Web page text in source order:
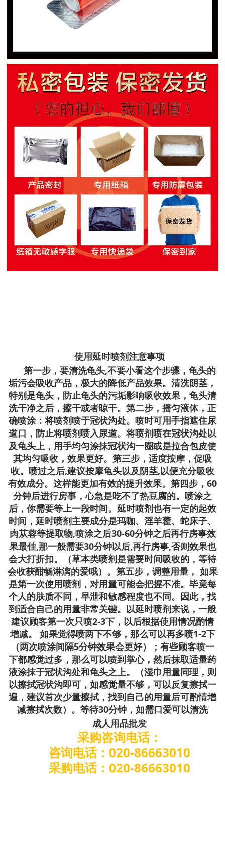
使用延时喷剂注意事项
第一步，要清洗龟头,不要小看这个步骤，龟头的
垢污会吸收产品，极大的降低产品效果。清洗阴茎，
特别是龟头，防止龟头的污垢影响吸收效果，龟头清
洗干净之后，擦干或者晾干。第二步，摇匀液体，正
确喷涂：将喷剂喷于冠状沟处。喷时可用手指遮住尿
道口，防止将喷剂喷入尿道。将喷剂喷在冠状沟处以
及龟头上，用手均匀涂抹冠状沟一圈或是拉合包皮使
其均匀吸收，效果更好。第三步，适度按摩，促吸
收。喷过之后,建议按摩龟头以及阴茎,以便充分吸收
有效成分。这样能更加有效的提升效果。第四步，60
分钟后进行房事，心急是吃不了热豆腐的。喷涂之
后，你需要等上一段时间。延时喷剂也有一定的起效
时间，延时喷剂主要成分是玛咖、淫羊藿、蛇床子、
肉苁蓉等提取物,喷涂之后30-60分钟之后再行房事效
果最佳,那一般需要30分钟以后,再行房事,否则效果也
会大打折扣。（草本类喷剂是需要时间吸收的，等待
会收获酣畅淋漓的爱哦）。第五步，调整用量， 如果
是第一次使用喷剂，对用量可能会把握不准。毕竟每
个人的肤质不同，早泄和敏感程度也不同。因此，找
到适合自己的用量非常关键。以延时喷剂来说，一般
建议顾客第一次只喷2-3下，以后根据使用情况酌情
增减。 如果觉得喷两下不够，那么可以再多喷1-2下
（两次喷涂间隔5分钟效果会更好）；有些顾客喷一
下都感觉过多，那么可以喷到掌心，然后抹取适量药
液涂抹于冠状沟处和龟头之上。（湿巾用量同理，则
以擦拭冠状沟即可，如感觉量不够，可以反复擦拭一
遍，建议首次少量擦拭，找到自己的用量后可酌情增
减擦拭次数）。等待30分钟，如需口爱可以清洗
成人用品批发
采购咨询电话：
咨询电话：020-86663010
采购电话：020-86663010